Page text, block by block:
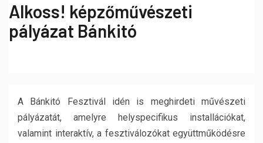
Alkoss! képzőművészeti
pályázat Bánkitó
A Bánkitó Fesztivál idén is meghirdeti művészeti
pályázatát, amelyre helyspecifikus installációkat,
valamint interaktív, a fesztiválozókat együttműködésre